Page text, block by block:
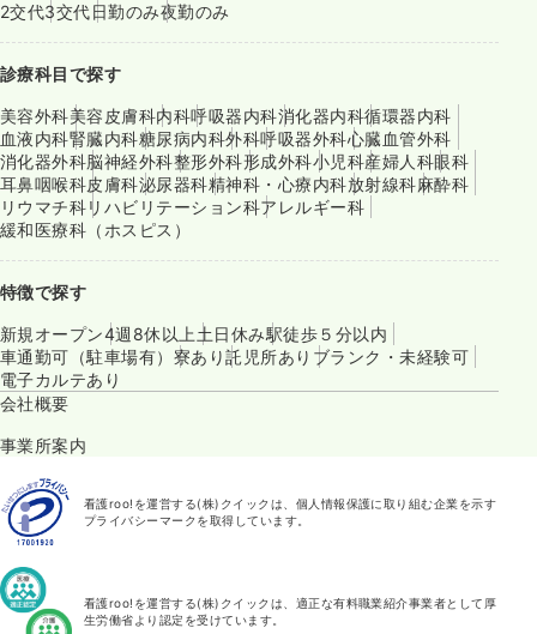
2交代3交代日勤のみ夜勤のみ
診療科目で探す
美容外科美容皮膚科内科呼吸器内科消化器内科循環器内科
血液内科腎臓内科糖尿病内科外科呼吸器外科心臓血管外科
消化器外科脳神経外科整形外科形成外科小児科産婦人科眼科
耳鼻咽喉科皮膚科泌尿器科精神科・心療内科放射線科麻酔科
リウマチ科リハビリテーション科アレルギー科
緩和医療科（ホスピス）
特徴で探す
新規オープン4週8休以上 土日休み駅徒歩５分以内
車通勤可（駐車場有） 寮あり託児所あり ブランク・未経験可
電子カルテあり
会社概要
事業所案内
看護roo!を運営する(株)クイックは、個人情報保護に取り組む企業を示す
プライバシーマークを取得しています。
看護roo!を運営する(株)クイックは、適正な有料職業紹介事業者として厚
生労働省より認定を受けています。